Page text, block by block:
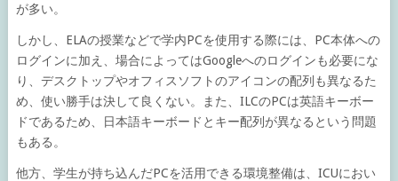
が多い。
しかし、ELAの授業などで学内PCを使用する際には、PC本体への
ログインに加え、場合によってはGoogleへのログインも必要にな
り、デスクトップやオフィスソフトのアイコンの配列も異なるた
め、使い勝手は決して良くない。また、ILCのPCは英語キーボー
ドであるため、日本語キーボードとキー配列が異なるという問題
もある。
他方、学生が持ち込んだPCを活用できる環境整備は、ICUにおい